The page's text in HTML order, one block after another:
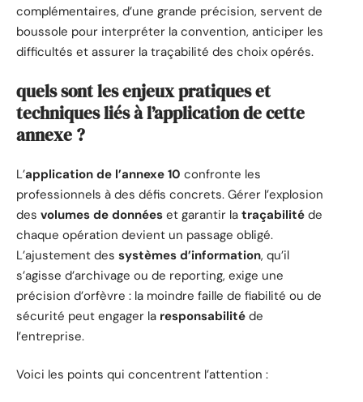
complémentaires, d’une grande précision, servent de
boussole pour interpréter la convention, anticiper les
difficultés et assurer la traçabilité des choix opérés.
quels sont les enjeux pratiques et
techniques liés à l’application de cette
annexe ?
L’application de l’annexe 10 confronte les
professionnels à des défis concrets. Gérer l’explosion
des volumes de données et garantir la traçabilité de
chaque opération devient un passage obligé.
L’ajustement des systèmes d’information, qu’il
s’agisse d’archivage ou de reporting, exige une
précision d’orfèvre : la moindre faille de fiabilité ou de
sécurité peut engager la responsabilité de
l’entreprise.
Voici les points qui concentrent l’attention :